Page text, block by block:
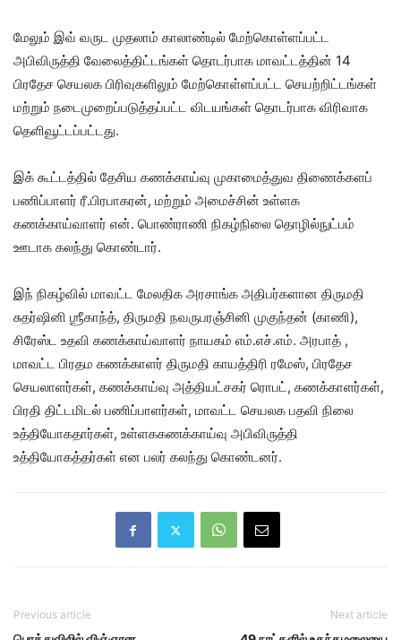
மேலும் இவ் வருட முதலாம் காலாண்டில் மேற்கொள்ளப்பட்ட
அபிவிருத்தி வேலைத்திட்டங்கள் தொடர்பாக மாவட்டத்தின் 14
பிரதேச செயலக பிரிவுகளிலும் மேற்கொள்ளப்பட்ட செயற்றிட்டங்கள்
மற்றும் நடைமுறைப்படுத்தப்பட்ட விடயங்கள் தொடர்பாக விரிவாக
தெளிவூட்டப்பட்டது.
இக் கூட்டத்தில் தேசிய கணக்காய்வு முகாமைத்துவ திணைக்களப்
பணிப்பாளர் ரீ.பிரபாகரன், மற்றும் அமைச்சின் உள்ளக
கணக்காய்வாளர் என். பொண்ராணி நிகழ்நிலை தொழில்நுட்பம்
ஊடாக கலந்து கொண்டார்.
இந் நிகழ்வில் மாவட்ட மேலதிக அரசாங்க அதிபர்களான திருமதி
சுதர்ஷினி ஶ்ரீகாந்த், திருமதி நவருபரஞ்சினி முகுந்தன் (காணி),
சிரேஸ்ட உதவி கணக்காய்வாளர் நாயகம் எம்.எச்.எம். அரபாத் ,
மாவட்ட பிரதம கணக்காளர் திருமதி காயத்திரி ரமேஸ், பிரதேச
செயலாளர்கள், கணக்காய்வு அத்தியட்சகர் ரொபட், கணக்காளர்கள்,
பிரதி திட்டமிடல் பணிப்பாளர்கள், மாவட்ட செயலக பதவி நிலை
உத்தியோகதார்கள், உள்ளககணக்காய்வு அபிவிருத்தி
உத்தியோகத்தர்கள் என பலர் கலந்து கொண்டனர்.
Previous article Next article